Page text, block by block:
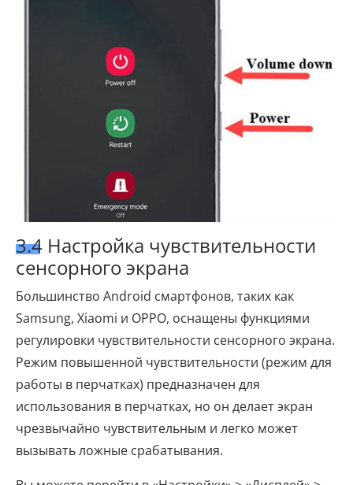
3.4 Настройка чувствительности
сенсорного экрана
Большинство Android смартфонов, таких как
Samsung, Xiaomi и OPPO, оснащены функциями
регулировки чувствительности сенсорного экрана.
Режим повышенной чувствительности (режим для
работы в перчатках) предназначен для
использования в перчатках, но он делает экран
чрезвычайно чувствительным и легко может
вызывать ложные срабатывания.